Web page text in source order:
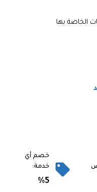
الخاصة بها
خصم أي
خدمة:
%5